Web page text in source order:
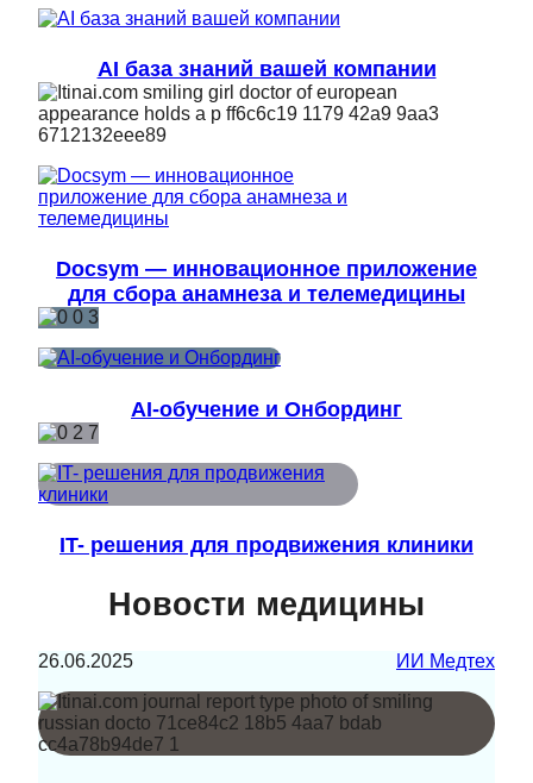
AI база знаний вашей компании
Docsym — инновационное приложение
для сбора анамнеза и телемедицины
AI-обучение и Онбординг
IT- решения для продвижения клиники
Новости медицины
26.06.2025 ИИ Медтех